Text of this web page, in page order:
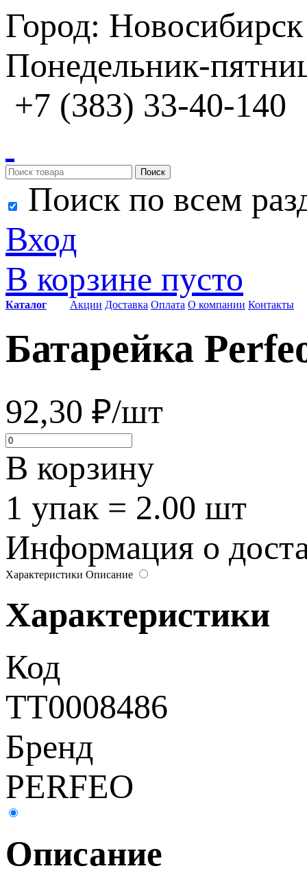
Город: Новосибирск
Понедельник-
+7 (383) 33-40-140
Поиск
Поиск по всем
Вход
В корзине пусто
Каталог Акции Доставка Оплата О компании Контакты
Батарейка
92,30 ₽/шт
В корзину
1 упак = 2.00 шт
Информация о
Характеристики Описание
Характеристики
Код
ТТ0008486
Бренд
PERFEO
Описание